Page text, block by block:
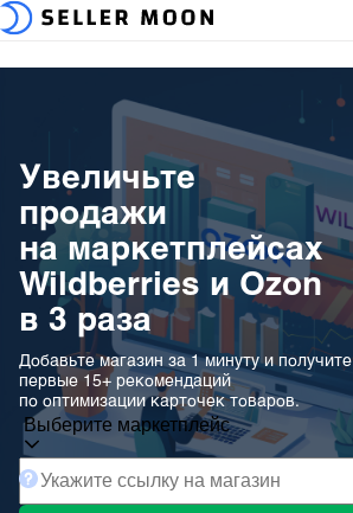
Увеличьте
продажи
на маркетплейсах
Wildberries и Ozon
в 3 раза
Добавьте магазин за 1 минуту и получите
первые 15+ рекомендаций
по оптимизации карточек товаров.
Выберите маркетплейс